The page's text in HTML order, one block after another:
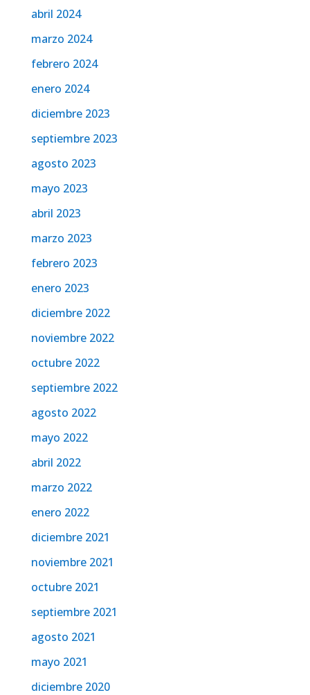
abril 2024
marzo 2024
febrero 2024
enero 2024
diciembre 2023
septiembre 2023
agosto 2023
mayo 2023
abril 2023
marzo 2023
febrero 2023
enero 2023
diciembre 2022
noviembre 2022
octubre 2022
septiembre 2022
agosto 2022
mayo 2022
abril 2022
marzo 2022
enero 2022
diciembre 2021
noviembre 2021
octubre 2021
septiembre 2021
agosto 2021
mayo 2021
diciembre 2020